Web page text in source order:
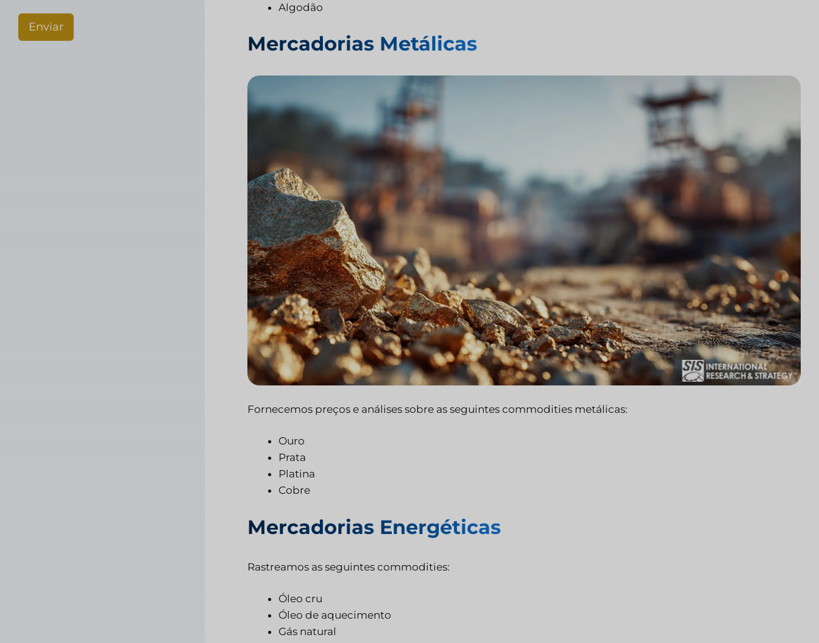
Algodão
Mercadorias Metálicas
Fornecemos preços e análises sobre as seguintes commodities metálicas:
Ouro
Prata
Platina
Cobre
Mercadorias Energéticas
Rastreamos as seguintes commodities:
Óleo cru
Óleo de aquecimento
Gás natural
Enviar